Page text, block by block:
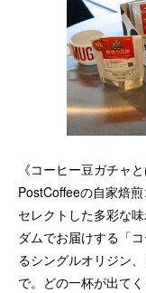
《コーヒー豆ガチャと
PostCoffeeの自家焙
セレクトした多彩な
ダムでお届けする「
るシングルオリジン
で。どの一杯が出て